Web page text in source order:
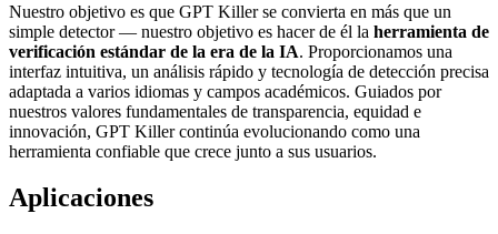
Nuestro objetivo es que GPT Killer se convierta en más que un
simple detector — nuestro objetivo es hacer de él la herramienta de
verificación estándar de la era de la IA. Proporcionamos una
interfaz intuitiva, un análisis rápido y tecnología de detección precisa
adaptada a varios idiomas y campos académicos. Guiados por
nuestros valores fundamentales de transparencia, equidad e
innovación, GPT Killer continúa evolucionando como una
herramienta confiable que crece junto a sus usuarios.
Aplicaciones